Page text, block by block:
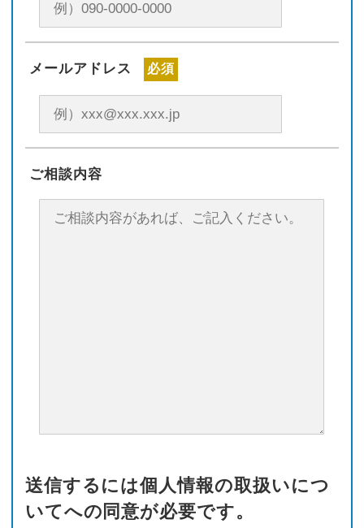
メールアドレス 必須
ご相談内容
送信するには個人情報の取扱いにつ
いてへの同意が必要です。